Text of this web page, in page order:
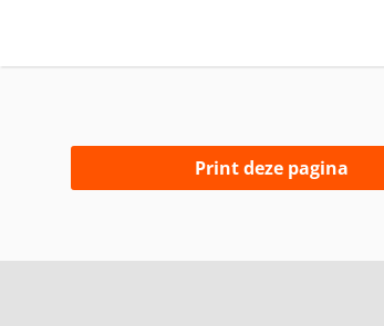
Print deze pagina